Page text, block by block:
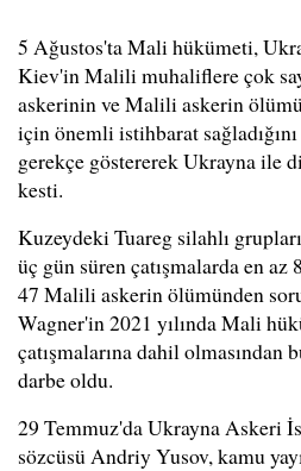
5 Ağustos'ta Mali hükümeti,
Kiev'in Malili muhaliflere çok
askerinin ve Malili askerin
için önemli istihbarat
gerekçe göstererek Ukrayna
kesti.
Kuzeydeki Tuareg silahlı
üç gün süren çatışmalarda en az
47 Malili askerin ölümünden
Wagner'in 2021 yılında Mali
çatışmalarına dahil olmasından
darbe oldu.
29 Temmuz'da Ukrayna Askeri
sözcüsü Andriy Yusov, kamu